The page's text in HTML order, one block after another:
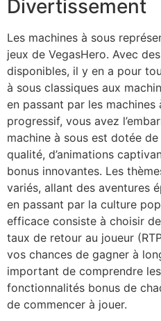
Divertissement
Les machines à sous
jeux de VegasHero. Avec
disponibles, il y en a pour
à sous classiques aux
en passant par les machines
progressif, vous avez
machine à sous est dotée
qualité, d’animations
bonus innovantes. Les
variés, allant des aventures
en passant par la culture
efficace consiste à choisir
taux de retour au joueur
vos chances de gagner à
important de comprendre
fonctionnalités bonus de
de commencer à jouer.